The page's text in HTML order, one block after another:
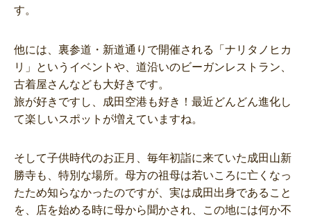
す。
他には、裏参道・新道通りで開催される「ナリタノヒカ
リ」というイベントや、道沿いのビーガンレストラン、
古着屋さんなども大好きです。
旅が好きですし、成田空港も好き！最近どんどん進化し
て楽しいスポットが増えていますね。
そして子供時代のお正月、毎年初詣に来ていた成田山新
勝寺も、特別な場所。母方の祖母は若いころに亡くなっ
たため知らなかったのですが、実は成田出身であること
を、店を始める時に母から聞かされ、この地には何か不